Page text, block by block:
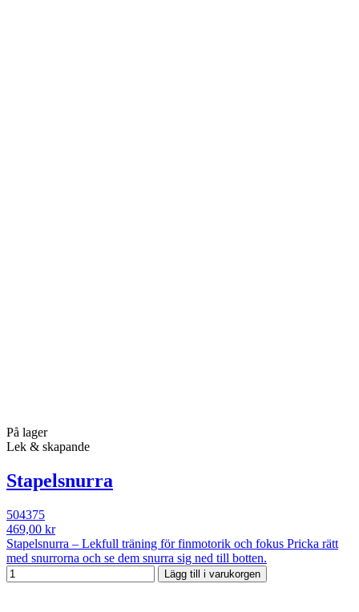
På lager
Lek & skapande
Stapelsnurra
504375
469,00 kr
Stapelsnurra – Lekfull träning för finmotorik och fokus Pricka rätt
med snurrorna och se dem snurra sig ned till botten.
Lägg till i varukorgen